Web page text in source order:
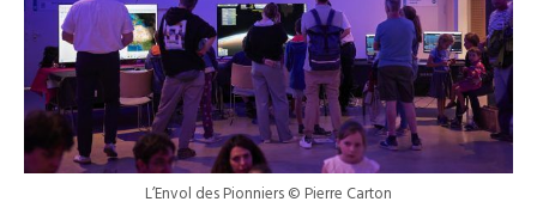
L’Envol des Pionniers © Pierre Carton